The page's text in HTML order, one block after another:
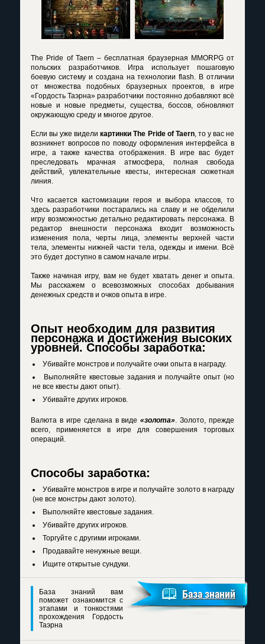
The Pride of Taern – бесплатная браузерная MMORPG от
польских разработчиков. Игра использует пошаговую
боевую систему и создана на технологии flash. В отличии
от множества подобных браузерных проектов, в игре
«Гордость Таэрна» разработчики постоянно добавляют всё
новые и новые предметы, существа, боссов, обновляют
окружающую среду и многое другое.
Если вы уже виделикартинки The Pride of Taern, то у вас не
возникнет вопросов по поводу оформления интерфейса в
игре, а также качества отображения. В игре вас будет
преследовать мрачная атмосфера, полная свобода
действий, увлекательные квесты, интересная сюжетная
линия.
Что касается кастомизации героя и выбора классов, то
здесь разработчики постарались на славу и не обделили
игру возможностью детально редактировать персонажа. В
редактор внешности персонажа входит возможность
изменения пола, черты лица, элементы верхней части
тела, элементы нижней части тела, одежды и имени. Всё
это будет доступно в самом начале игры.
Также начиная игру, вам не будет хватать денег и опыта.
Мы расскажем о всевозможных способах добывания
денежных средств и очков опыта в игре.
Опыт необходим для развития
персонажа и достижения высоких
уровней. Способы заработка:
Убивайте монстров и получайте очки опыта в награду.
Выполняйте квестовые задания и получайте опыт (но
не все квесты дают опыт).
Убивайте других игроков.
Валюта в игре сделана в виде«золота». Золото, прежде
всего, применяется в игре для совершения торговых
операций.
Способы заработка:
Убивайте монстров в игре и получайте золото в награду
(не все монстры дают золото).
Выполняйте квестовые задания.
Убивайте других игроков.
Торгуйте с другими игроками.
Продавайте ненужные вещи.
Ищите открытые сундуки.
База знаний вам
поможет ознакомится с
этапами и тонкостями
прохождения Гордость
Таэрна
База знаний